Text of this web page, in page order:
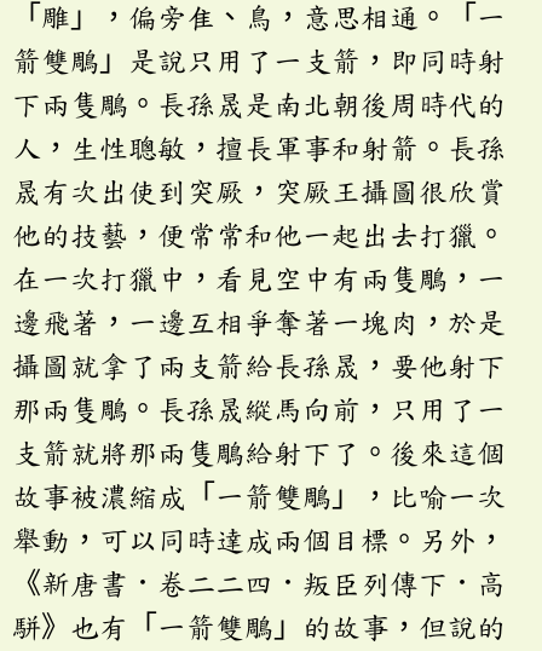
「雕」，偏旁隹、鳥，意思相通。「一
箭雙鵰」是說只用了一支箭，即同時射
下兩隻鵰。長孫晟是南北朝後周時代的
人，生性聰敏，擅長軍事和射箭。長孫
晟有次出使到突厥，突厥王攝圖很欣賞
他的技藝，便常常和他一起出去打獵。
在一次打獵中，看見空中有兩隻鵰，一
邊飛著，一邊互相爭奪著一塊肉，於是
攝圖就拿了兩支箭給長孫晟，要他射下
那兩隻鵰。長孫晟縱馬向前，只用了一
支箭就將那兩隻鵰給射下了。後來這個
故事被濃縮成「一箭雙鵰」，比喻一次
舉動，可以同時達成兩個目標。另外，
《新唐書．卷二二四．叛臣列傳下．高
駢》也有「一箭雙鵰」的故事，但說的